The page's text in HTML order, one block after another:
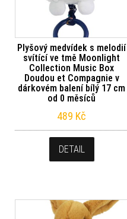
Plyšový medvídek s melodií
svítící ve tmě Moonlight
Collection Music Box
Doudou et Compagnie v
dárkovém balení bílý 17 cm
od 0 měsíců
489 Kč
DETAIL